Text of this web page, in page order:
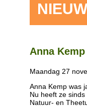
Anna
Maandag 27
Anna Kemp was
Nu heeft ze
Natuur- en